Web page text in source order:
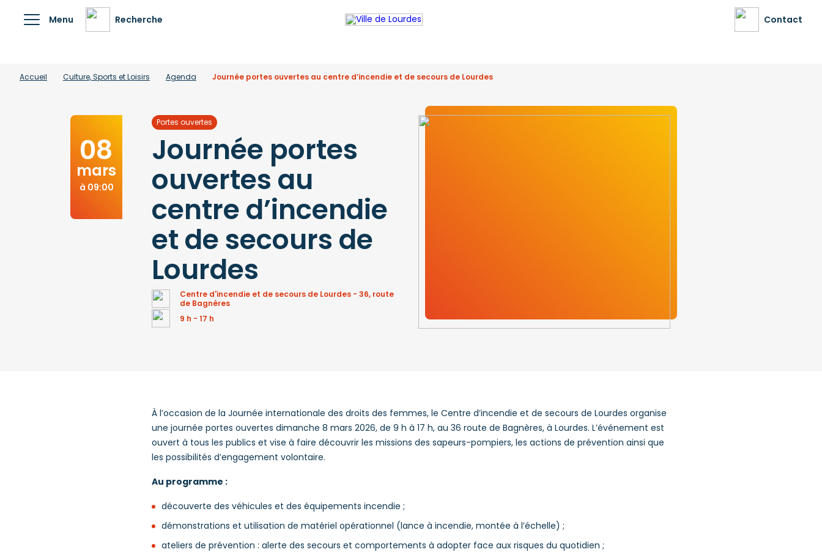
Menu Recherche Contact
Accueil Culture, Sports et Loisirs Agenda Journée portes ouvertes au centre d’incendie et de secours de Lourdes
08
mars
à 09:00
Portes ouvertes
Journée portes
ouvertes au
centre d’incendie
et de secours de
Lourdes
Centre d'incendie et de secours de Lourdes - 36, route
de Bagnères
9 h - 17 h
À l’occasion de la Journée internationale des droits des femmes, le Centre d’incendie et de secours de Lourdes organise
une journée portes ouvertes dimanche 8 mars 2026, de 9 h à 17 h, au 36 route de Bagnères, à Lourdes. L’événement est
ouvert à tous les publics et vise à faire découvrir les missions des sapeurs-pompiers, les actions de prévention ainsi que
les possibilités d’engagement volontaire.
Au programme :
découverte des véhicules et des équipements incendie ;
démonstrations et utilisation de matériel opérationnel (lance à incendie, montée à l’échelle) ;
ateliers de prévention : alerte des secours et comportements à adopter face aux risques du quotidien ;